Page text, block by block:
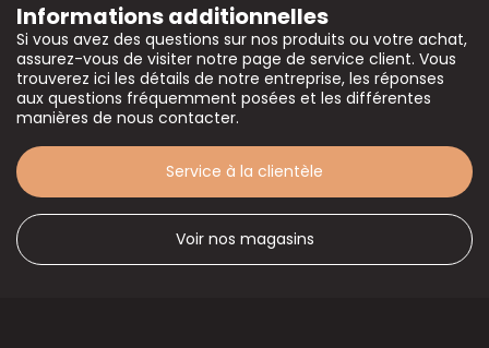
Informations additionnelles
Si vous avez des questions sur nos produits ou votre achat,
assurez-vous de visiter notre page de service client. Vous
trouverez ici les détails de notre entreprise, les réponses
aux questions fréquemment posées et les différentes
manières de nous contacter.
Service à la clientèle
Voir nos magasins